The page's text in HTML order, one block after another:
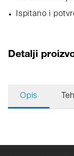
Ispitano i
Detalji
Opis